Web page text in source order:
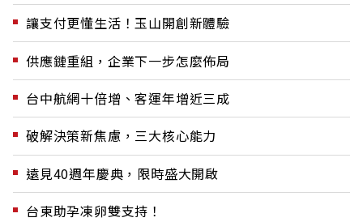
讓支付更懂生活！玉山開創新體驗
供應鏈重組，企業下一步怎麼佈局
台中航網十倍增、客運年增近三成
破解決策新焦慮，三大核心能力
遠見40週年慶典，限時盛大開啟
台東助孕凍卵雙支持！